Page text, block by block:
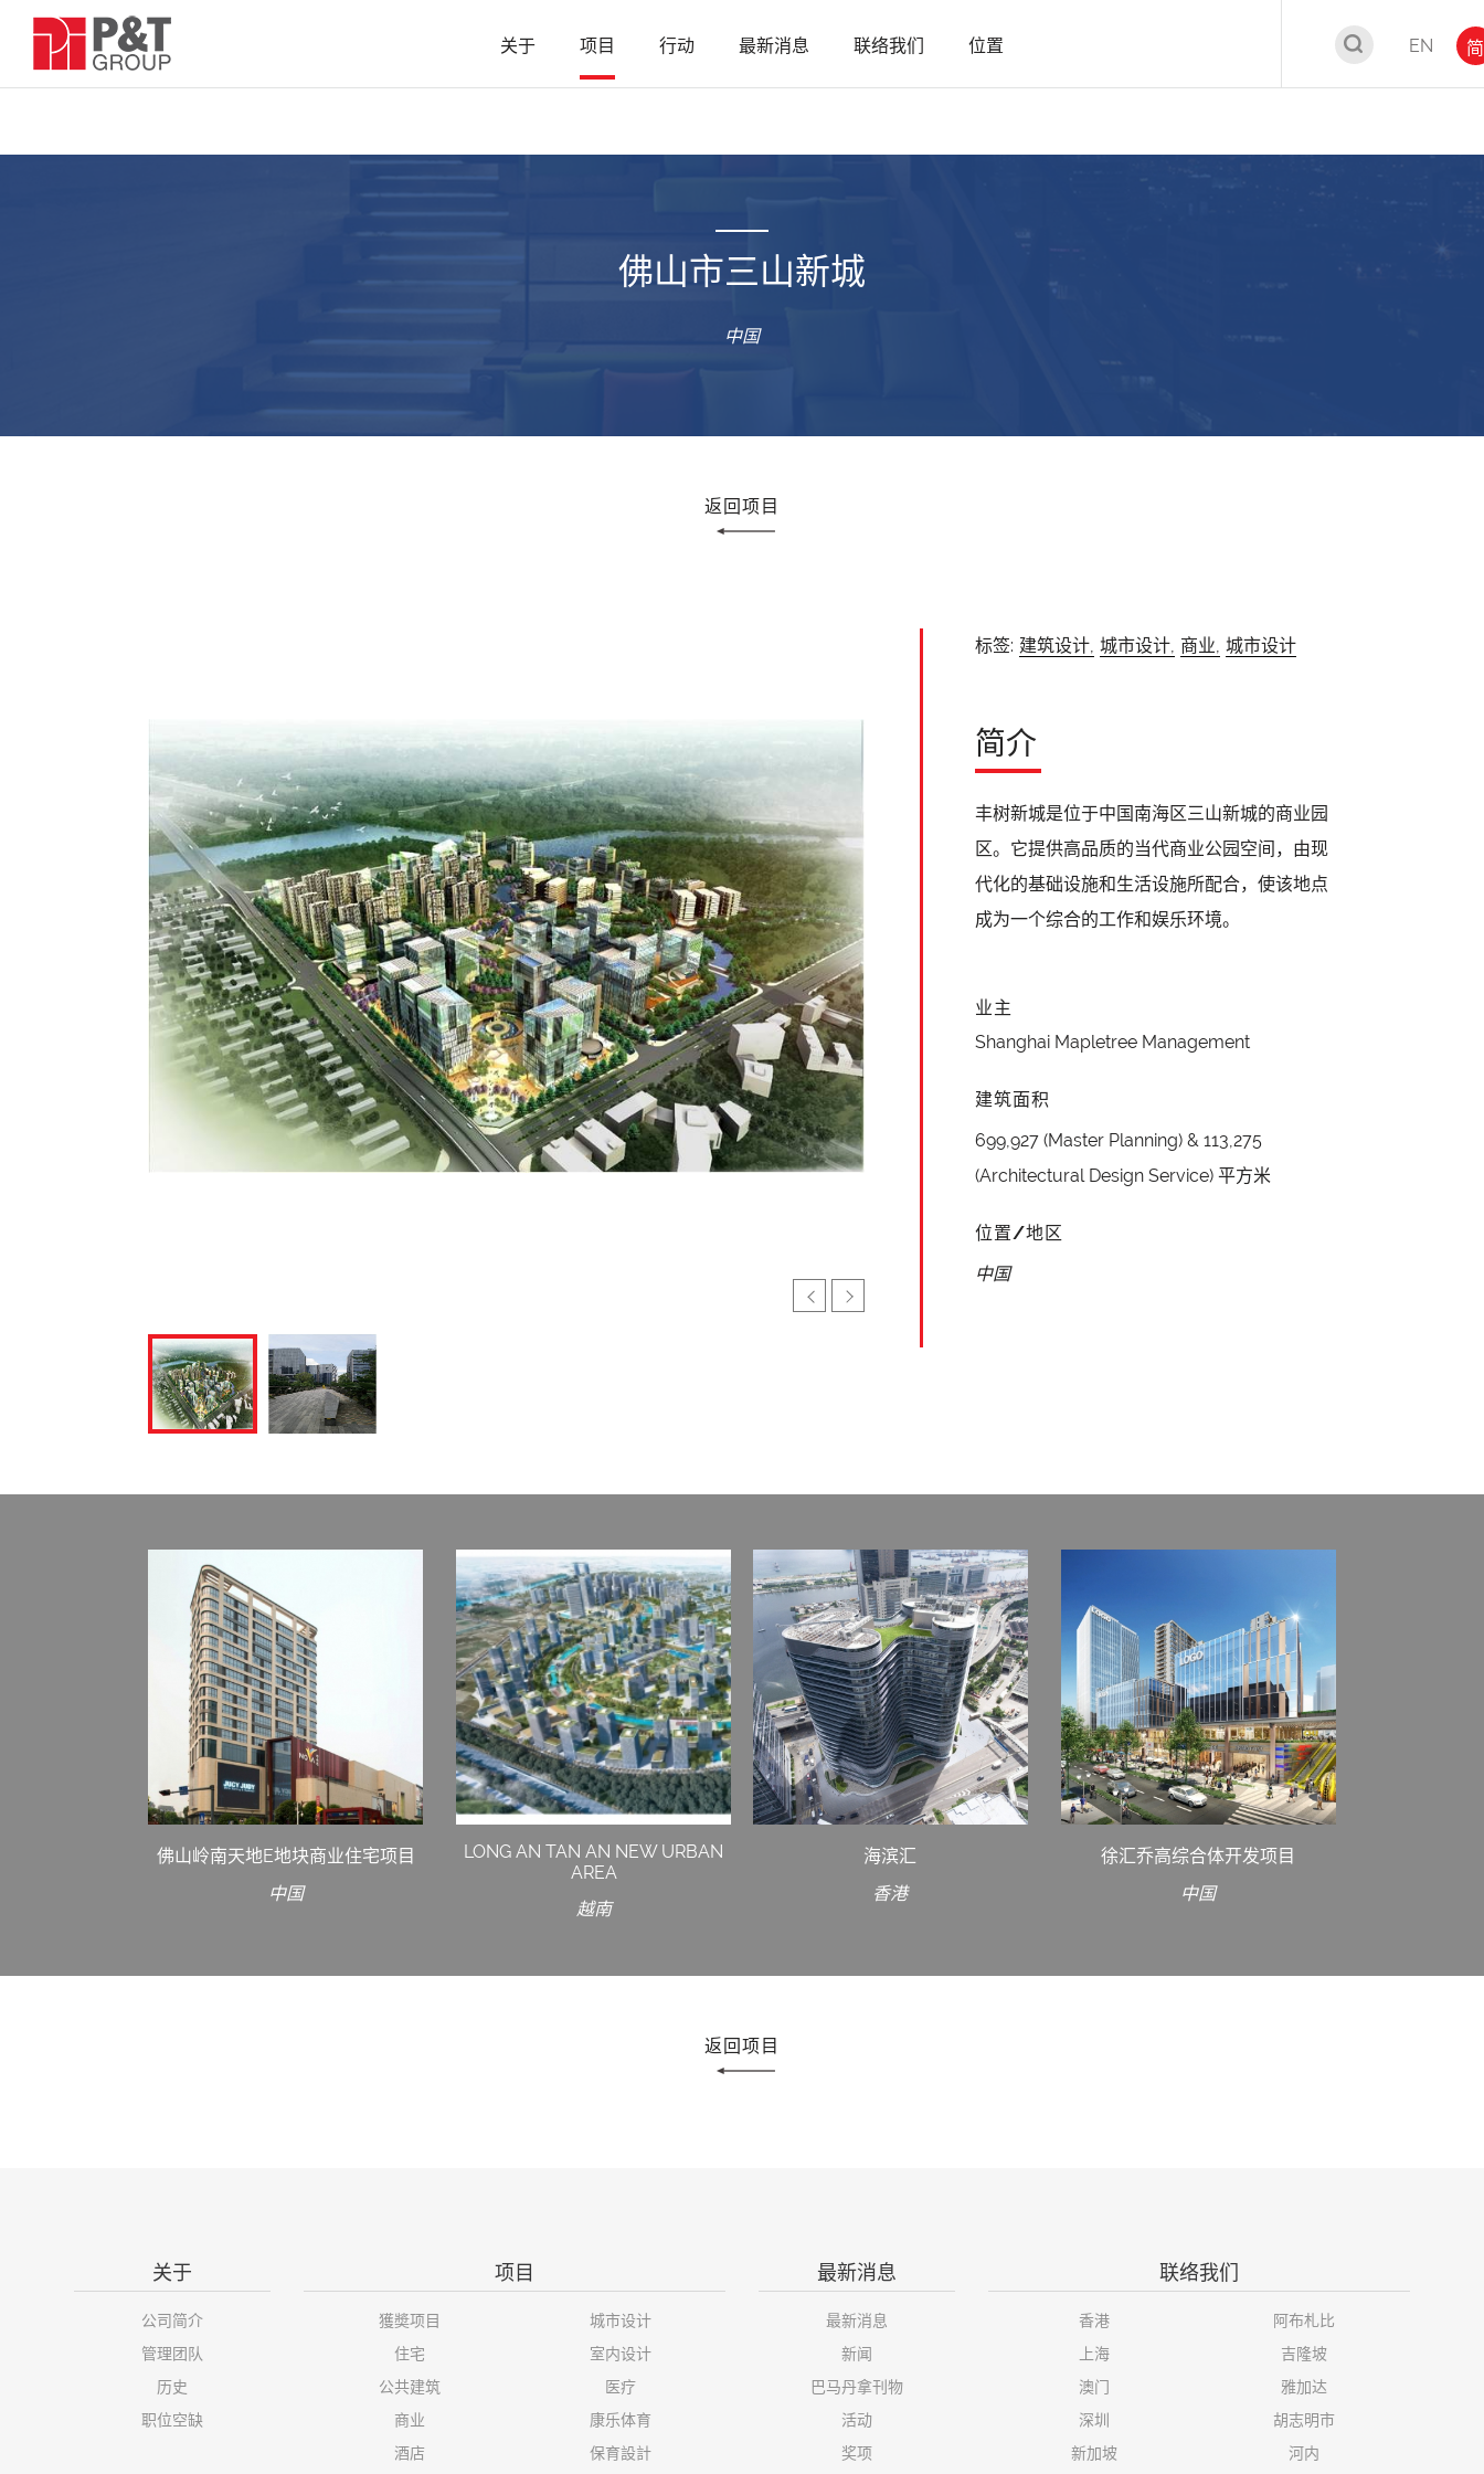
关于 项目 行动 最新消息 联络我们 位置 EN 简
佛山市三山新城
中国
返回项目
标签: 建筑设计, 城市设计, 商业, 城市设计
简介
丰树新城是位于中国南海区三山新城的商业园
区。它提供高品质的当代商业公园空间，由现
代化的基础设施和生活设施所配合，使该地点
成为一个综合的工作和娱乐环境。
业主
Shanghai Mapletree Management
建筑面积
699,927 (Master Planning) & 113,275
(Architectural Design Service) 平方米
位置/地区
中国
佛山岭南天地E地块商业住宅项目
中国
LONG AN TAN AN NEW URBAN
AREA
越南
海滨汇
香港
徐汇乔高综合体开发项目
中国
返回项目
关于
公司简介
管理团队
历史
职位空缺
项目
獲奬项目
住宅
公共建筑
商业
酒店
城市设计
室内设计
医疗
康乐体育
保育設計
最新消息
最新消息
新闻
巴马丹拿刊物
活动
奖项
联络我们
香港
上海
澳门
深圳
新加坡
阿布札比
吉隆坡
雅加达
胡志明市
河内